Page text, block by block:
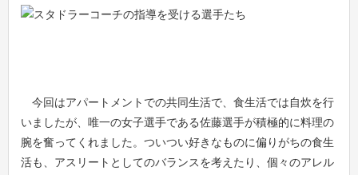
今回はアパートメントでの共同生活で、食生活では自炊を行
いましたが、唯一の女子選手である佐藤選手が積極的に料理の
腕を奮ってくれました。ついつい好きなものに偏りがちの食生
活も、アスリートとしてのバランスを考えたり、個々のアレル